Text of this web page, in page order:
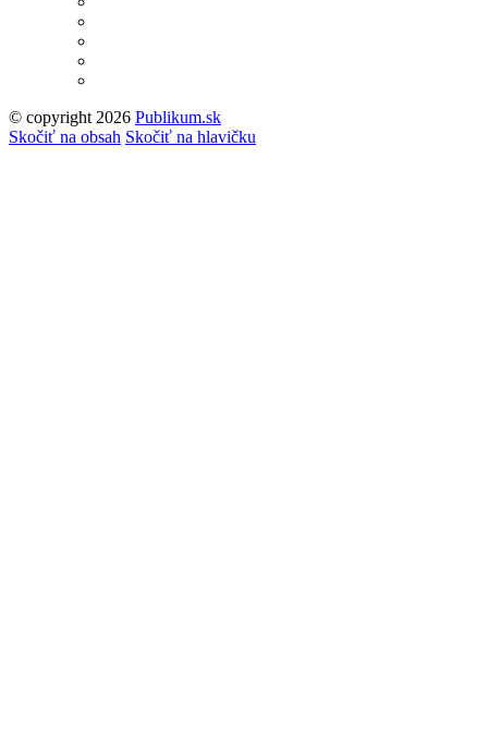
© copyright 2026 Publikum.sk
Tvorba stránok: Enjoy
Skočiť na obsah Skočiť na hlavičku